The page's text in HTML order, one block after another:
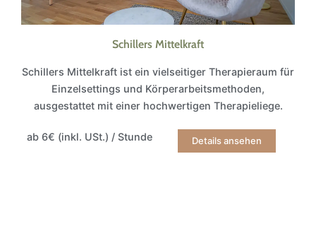
Schillers Mittelkraft
Schillers Mittelkraft ist ein vielseitiger Therapieraum für
Einzelsettings und Körperarbeitsmethoden,
ausgestattet mit einer hochwertigen Therapieliege.
ab 6€ (inkl. USt.) / Stunde Details ansehen